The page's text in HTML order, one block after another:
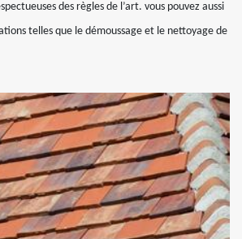
des règles de l’art. vous pouvez aussi
telles que le démoussage et le nettoyage de